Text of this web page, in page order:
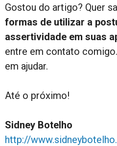
Gostou do artigo? Quer
formas de utilizar a
assertividade em suas
entre em contato
em ajudar.
Até o próximo!
Sidney Botelho
http://